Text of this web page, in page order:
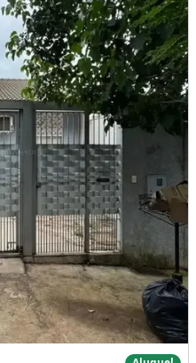
Locação em Sarandi